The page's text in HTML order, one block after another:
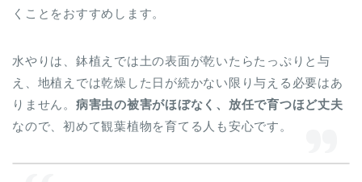
くことをおすすめします。
水やりは、鉢植えでは土の表面が乾いたらたっぷりと与
え、地植えでは乾燥した日が続かない限り与える必要はあ
りません。 病害虫の被害がほぼなく、放任で育つほど丈夫
なので、初めて観葉植物を育てる人も安心です。